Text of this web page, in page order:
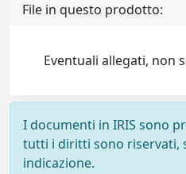
File in questo prodotto:
Eventuali allegati, non
I documenti in IRIS sono
tutti i diritti sono riservati,
indicazione.